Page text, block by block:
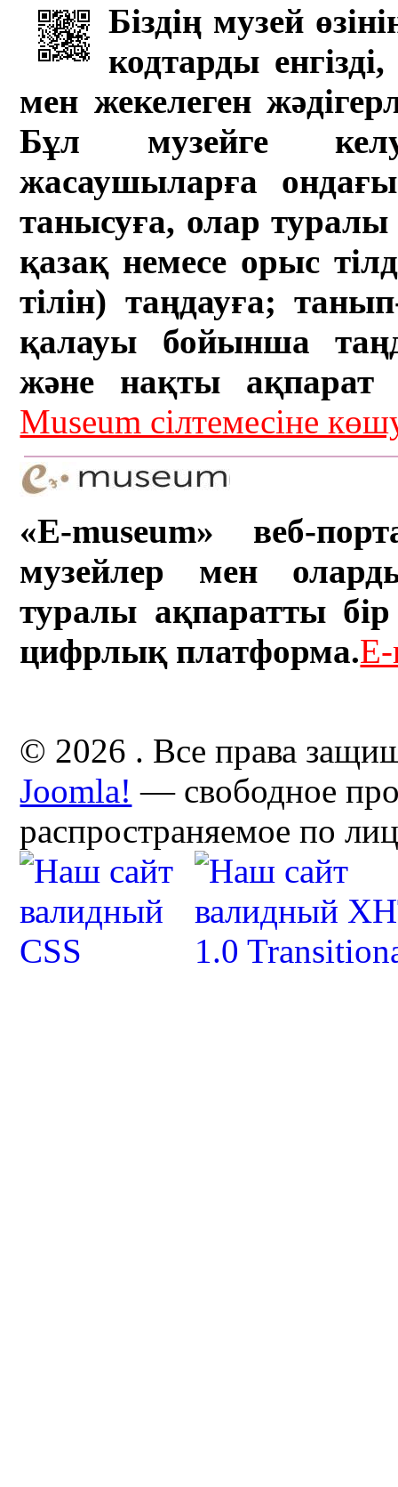
Біздің музей
кодтарды
мен жекелеген
Бұл музейге
жасаушыларға
танысуға, олар туралы
қазақ немесе орыс
тілін) таңдауға;
қалауы бойынша
және нақты ақпарат
Museum сілтемесіне
«E-museum» веб-
музейлер мен
туралы ақпаратты бір
цифрлық платформа.
© 2026 . Все права
Joomla! — свободное
распространяемое по